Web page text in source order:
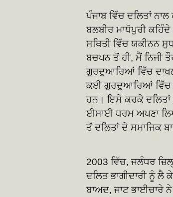
ਪੰਜਾਬ ਵਿੱਚ ਦਲਿਤਾਂ
ਬਲਬੀਰ ਮਾਧੋਪੁਰੀ
ਸਥਿਤੀ ਵਿੱਚ ਯਕੀਨਨ
ਬਚਪਨ ਤੋਂ ਹੀ, ਮੈਂ ਨਿਜੀ
ਗੁਰਦੁਆਰਿਆਂ ਵਿੱਚ
ਕਈ ਗੁਰਦੁਆਰਿਆਂ ਵਿੱਚ
ਹਨ। ਇਸੇ ਕਰਕੇ
ਈਸਾਈ ਧਰਮ ਅਪਣਾ
ਤੋਂ ਦਲਿਤਾਂ ਦੇ ਸਮਾਜਿਕ
2003 ਵਿੱਚ, ਜਲੰਧਰ
ਦਲਿਤ ਭਾਗੀਦਾਰੀ ਨੂੰ ਲੈ
ਬਾਅਦ, ਜਾਟ ਭਾਈਚਾਰੇ